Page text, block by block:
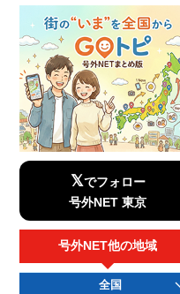
𝕏でフォロー
号外NET 東京
号外NET他の地域
全国